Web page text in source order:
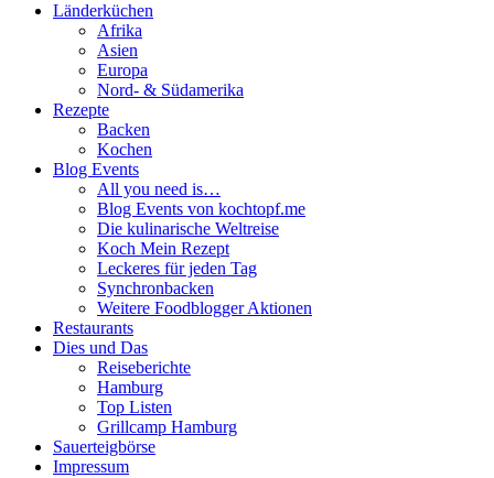
Länderküchen
Afrika
Asien
Europa
Nord- & Südamerika
Rezepte
Backen
Kochen
Blog Events
All you need is…
Blog Events von kochtopf.me
Die kulinarische Weltreise
Koch Mein Rezept
Leckeres für jeden Tag
Synchronbacken
Weitere Foodblogger Aktionen
Restaurants
Dies und Das
Reiseberichte
Hamburg
Top Listen
Grillcamp Hamburg
Sauerteigbörse
Impressum